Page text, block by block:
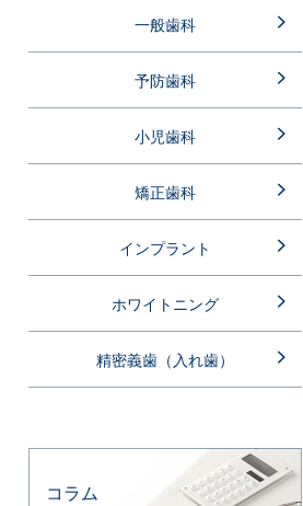
一般歯科
予防歯科
小児歯科
矯正歯科
インプラント
ホワイトニング
精密義歯（入れ歯）
コラム